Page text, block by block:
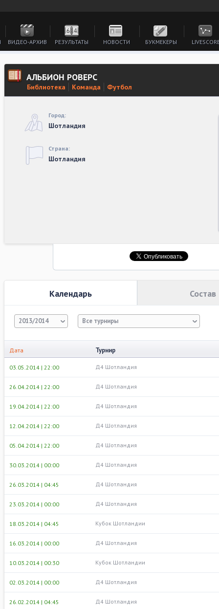
ВИДЕО-АРХИВ РЕЗУЛЬТАТЫ НОВОСТИ БУКМЕКЕРЫ
АЛЬБИОН РОВЕРС
Библиотека Команда Футбол
Город:
Шотландия
Страна:
Шотландия
Календарь Состав
2013/2014 Все турниры
Дата Турнир
03.05.2014 | 22:00 Д4 Шотландия
26.04.2014 | 22:00 Д4 Шотландия
19.04.2014 | 22:00 Д4 Шотландия
12.04.2014 | 22:00 Д4 Шотландия
05.04.2014 | 22:00 Д4 Шотландия
30.03.2014 | 00:00 Д4 Шотландия
26.03.2014 | 04:45 Д4 Шотландия
23.03.2014 | 00:00 Д4 Шотландия
18.03.2014 | 04:45 Кубок Шотландии
16.03.2014 | 00:00 Д4 Шотландия
10.03.2014 | 00:30 Кубок Шотландии
02.03.2014 | 00:00 Д4 Шотландия
26.02.2014 | 04:45 Д4 Шотландия